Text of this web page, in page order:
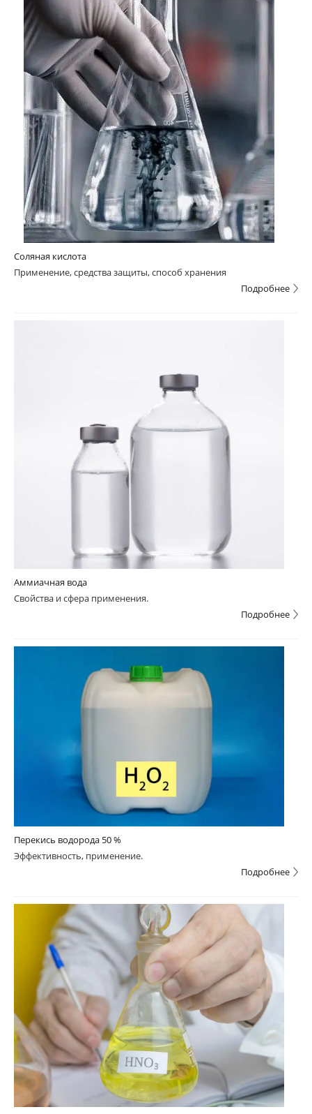
Соляная кислота
Применение, средства защиты, способ хранения
Подробнее
Аммиачная вода
Свойства и сфера применения.
Подробнее
Перекись водорода 50 %
Эффективность, применение.
Подробнее